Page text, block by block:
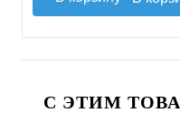
С ЭТИМ